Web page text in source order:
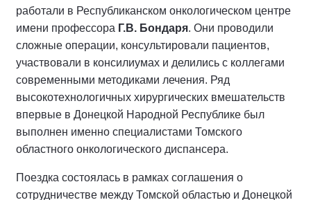
работали в Республиканском онкологическом центре
имени профессора Г.В. Бондаря. Они проводили
сложные операции, консультировали пациентов,
участвовали в консилиумах и делились с коллегами
современными методиками лечения. Ряд
высокотехнологичных хирургических вмешательств
впервые в Донецкой Народной Республике был
выполнен именно специалистами Томского
областного онкологического диспансера.
Поездка состоялась в рамках соглашения о
сотрудничестве между Томской областью и Донецкой